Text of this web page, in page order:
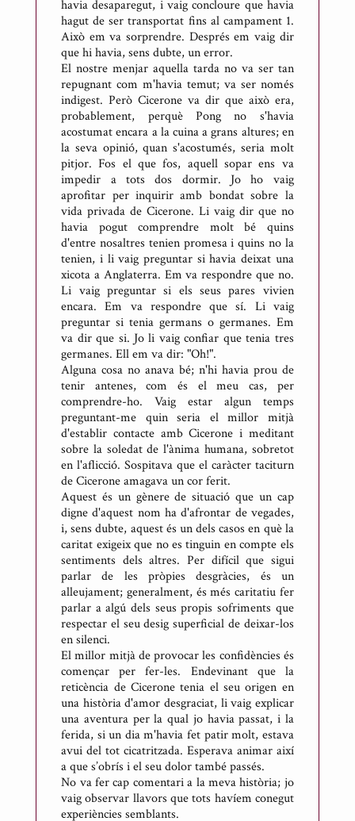
havia desaparegut, i vaig concloure que havia
hagut de ser transportat fins al campament 1.
Això em va sorprendre. Després em vaig dir
que hi havia, sens dubte, un error.
El nostre menjar aquella tarda no va ser tan
repugnant com m'havia temut; va ser només
indigest. Però Cicerone va dir que això era,
probablement, perquè Pong no s'havia
acostumat encara a la cuina a grans altures; en
la seva opinió, quan s'acostumés, seria molt
pitjor. Fos el que fos, aquell sopar ens va
impedir a tots dos dormir. Jo ho vaig
aprofitar per inquirir amb bondat sobre la
vida privada de Cicerone. Li vaig dir que no
havia pogut comprendre molt bé quins
d'entre nosaltres tenien promesa i quins no la
tenien, i li vaig preguntar si havia deixat una
xicota a Anglaterra. Em va respondre que no.
Li vaig preguntar si els seus pares vivien
encara. Em va respondre que sí. Li vaig
preguntar si tenia germans o germanes. Em
va dir que si. Jo li vaig confiar que tenia tres
germanes. Ell em va dir: "Oh!".
Alguna cosa no anava bé; n'hi havia prou de
tenir antenes, com és el meu cas, per
comprendre-ho. Vaig estar algun temps
preguntant-me quin seria el millor mitjà
d'establir contacte amb Cicerone i meditant
sobre la soledat de l'ànima humana, sobretot
en l'aflicció. Sospitava que el caràcter taciturn
de Cicerone amagava un cor ferit.
Aquest és un gènere de situació que un cap
digne d'aquest nom ha d'afrontar de vegades,
i, sens dubte, aquest és un dels casos en què la
caritat exigeix que no es tinguin en compte els
sentiments dels altres. Per difícil que sigui
parlar de les pròpies desgràcies, és un
alleujament; generalment, és més caritatiu fer
parlar a algú dels seus propis sofriments que
respectar el seu desig superficial de deixar-los
en silenci.
El millor mitjà de provocar les confidències és
començar per fer-les. Endevinant que la
reticència de Cicerone tenia el seu origen en
una història d'amor desgraciat, li vaig explicar
una aventura per la qual jo havia passat, i la
ferida, si un dia m'havia fet patir molt, estava
avui del tot cicatritzada. Esperava animar així
a que s’obrís i el seu dolor també passés.
No va fer cap comentari a la meva història; jo
vaig observar llavors que tots havíem conegut
experiències semblants.